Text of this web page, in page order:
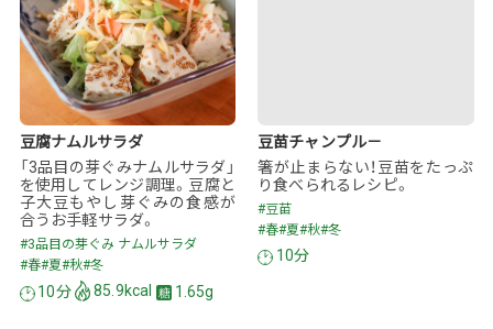
豆腐ナムルサラダ
「3品目の芽ぐみナムルサラダ」
を使用してレンジ調理。豆腐と
子大豆もやし芽ぐみの食感が
合うお手軽サラダ。
#3品目の芽ぐみ ナムルサラダ
#春#夏#秋#冬
10分 85.9kcal 1.65g
豆苗チャンプル－
箸が止まらない！豆苗をたっぷ
り食べられるレシピ。
#豆苗
#春#夏#秋#冬
10分